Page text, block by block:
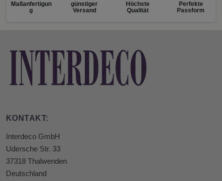
Maßanfertigun
g
günstiger
Versand
Höchste
Qualität
Perfekte
Passform
KONTAKT:
Interdeco GmbH
Udersche Str. 33
37318 Thalwenden
Deutschland